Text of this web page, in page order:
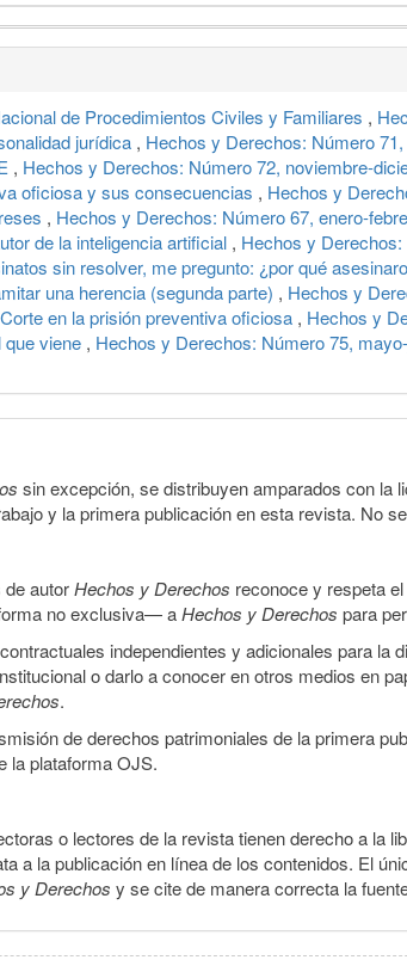
de Procedimientos Civiles y Familiares ,
jurídica , Hechos y Derechos: Número
, Hechos y Derechos: Número 72, noviembre-
oficiosa y sus consecuencias , Hechos y
, Hechos y Derechos: Número 67, enero-
de la inteligencia artificial , Hechos y
sin resolver, me pregunto: ¿por qué
una herencia (segunda parte) , Hechos y
en la prisión preventiva oficiosa , Hechos y
que viene , Hechos y Derechos: Número 75,
sin excepción, se distribuyen amparados con la
y la primera publicación en esta revista. No
de autorHechos y Derechos reconoce y respeta
no exclusiva— aHechos y Derechos para
independientes y adicionales para la
o darlo a conocer en otros medios en
.
de derechos patrimoniales de la primera
la plataforma OJS.
o lectores de la revista tienen derecho a la
a la publicación en línea de los contenidos. El
y Derechos y se cite de manera correcta la